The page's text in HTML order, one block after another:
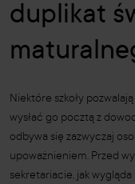
duplikat
Niektóre szkoły
wysłać go pocztą z
odbywa się zazwyczaj
upoważnieniem. Przed
sekretariacie, jak